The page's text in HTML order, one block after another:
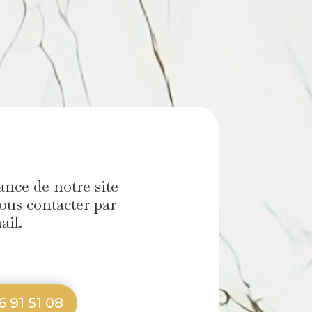
de notre site
contacter par
91 51 08